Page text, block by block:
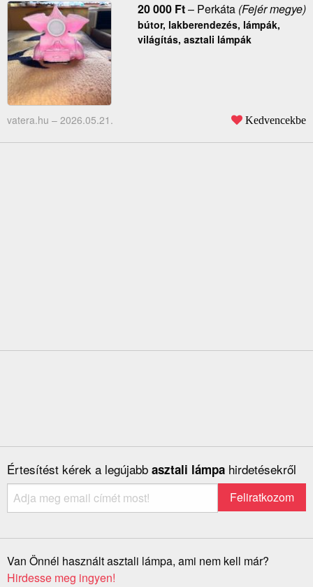
20 000 Ft– Perkáta(Fejér megye)
bútor, lakberendezés, lámpák,
világítás, asztali lámpák
vatera.hu – 2026.05.21. Kedvencekbe
Értesítést kérek a legújabb asztali lámpa hirdetésekről
Van Önnél használt asztali lámpa, ami nem kell már?
Hirdesse meg ingyen!